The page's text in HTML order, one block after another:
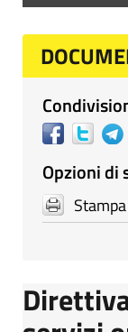
Opzioni di